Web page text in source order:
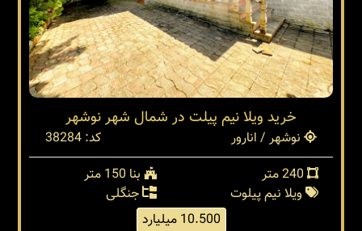
خرید ویلا نیم پیلت در شمال شهر نوشهر
نوشهر / انارور
کد: 38284
بنا 150 متر
ویلا نیم پیلوت
جنگلی
10.500 میلیارد